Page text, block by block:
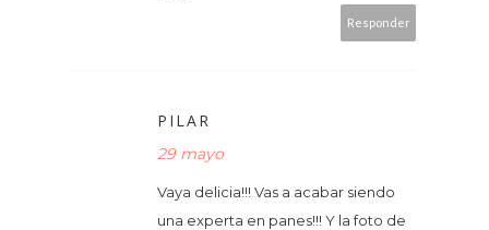
Responder
PILAR
29 mayo
Vaya delicia!!! Vas a acabar siendo
una experta en panes!!! Y la foto de